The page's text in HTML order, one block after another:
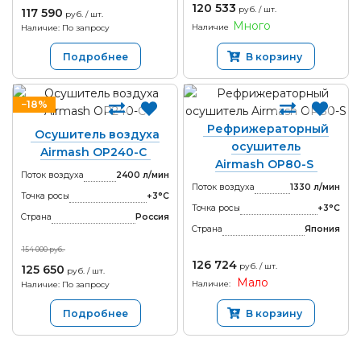
117 590 руб. / шт.
Наличие: По запросу
Подробнее
120 533 руб. / шт.
Наличие
Много
В корзину
−18%
Осушитель воздуха
Airmash OP240-С
Поток воздуха
2400 л/мин
Точка росы
+3°С
Страна
Россия
154 000 руб.
125 650 руб. / шт.
Наличие: По запросу
Подробнее
Рефрижераторный
осушитель
Airmash OP80-S
Поток воздуха
1330 л/мин
Точка росы
+3°С
Страна
Япония
126 724 руб. / шт.
Наличие:
Мало
В корзину